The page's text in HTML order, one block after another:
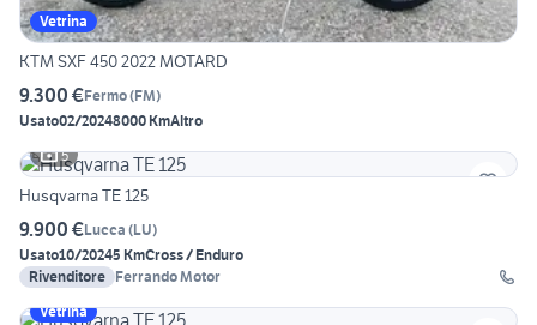
Vetrina
KTM SXF 450 2022 MOTARD
9.300 €Fermo(FM)
Usato02/20248000 KmAltro
5
Husqvarna TE 125
9.900 €Lucca (LU)
Usato10/20245 KmCross / Enduro
Rivenditore Ferrando Motor
Vetrina